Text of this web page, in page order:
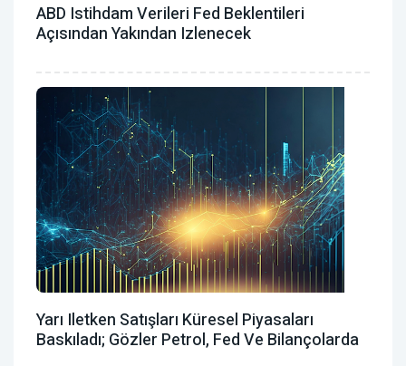
ABD Istihdam Verileri Fed Beklentileri
Açısından Yakından Izlenecek
Yarı Iletken Satışları Küresel Piyasaları
Baskıladı; Gözler Petrol, Fed Ve Bilançolarda